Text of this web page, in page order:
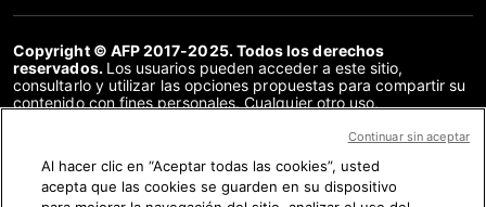
Copyright © AFP 2017-2025. Todos los derechos
reservados. Los usuarios pueden acceder a este sitio,
consultarlo y utilizar las opciones propuestas para compartir su
contenido con fines personales. Cualquier otro uso,
distribución del contenido de este sitio, en su totalidad o en
acuerdo específico firmado con la AFP, está estrictamente
prohibido. Los elementos analizados en cada verificación se
Al hacer clic en “Aceptar todas las cookies”, usted
acepta que las cookies se guarden en su dispositivo
Continuar sin aceptar